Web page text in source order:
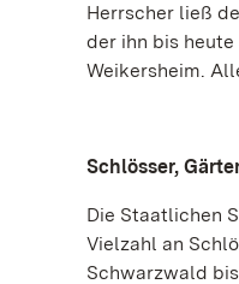
Herrscher ließ
der ihn bis
Weikersheim.
Schlösser,
Die Staatlichen
Vielzahl an
Schwarzwald